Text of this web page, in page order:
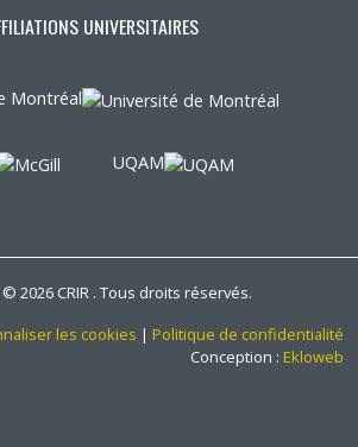
UNIVERSITAIRES
Montréal
UQAM
2026 CRIR . Tous droits réservés.
les cookies | Politique de confidentialité
Conception : Ekloweb